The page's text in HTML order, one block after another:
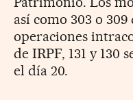
así como 303 o 309
operaciones
de IRPF, 131 y 130
el día 20.